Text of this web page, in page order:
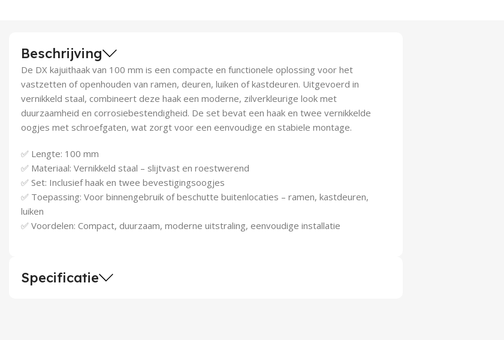
Beschrijving
De DX kajuithaak van 100 mm is een compacte en functionele oplossing voor het
vastzetten of openhouden van ramen, deuren, luiken of kastdeuren. Uitgevoerd in
vernikkeld staal, combineert deze haak een moderne, zilverkleurige look met
duurzaamheid en corrosiebestendigheid. De set bevat een haak en twee vernikkelde
oogjes met schroefgaten, wat zorgt voor een eenvoudige en stabiele montage.
✅ Lengte: 100 mm
✅ Materiaal: Vernikkeld staal – slijtvast en roestwerend
✅ Set: Inclusief haak en twee bevestigingsoogjes
✅ Toepassing: Voor binnengebruik of beschutte buitenlocaties – ramen, kastdeuren,
luiken
✅ Voordelen: Compact, duurzaam, moderne uitstraling, eenvoudige installatie
Specificatie